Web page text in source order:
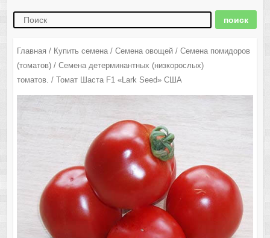
Главная / Купить семена/ Семена овощей/ Семена помидоров
(томатов)/ Семена детерминантных (низкорослых)
томатов. / Томат Шаста F1 «Lark Seed» США